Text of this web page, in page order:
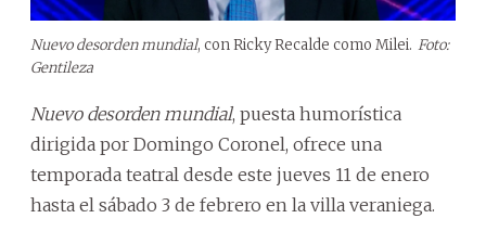
Nuevo desorden mundial, con Ricky Recalde como Milei. Foto:
Gentileza
Nuevo desorden mundial, puesta humorística
dirigida por Domingo Coronel, ofrece una
temporada teatral desde este jueves 11 de enero
hasta el sábado 3 de febrero en la villa veraniega.